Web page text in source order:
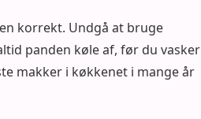
korrekt. Undgå at bruge
panden køle af, før du vasker
makker i køkkenet i mange år